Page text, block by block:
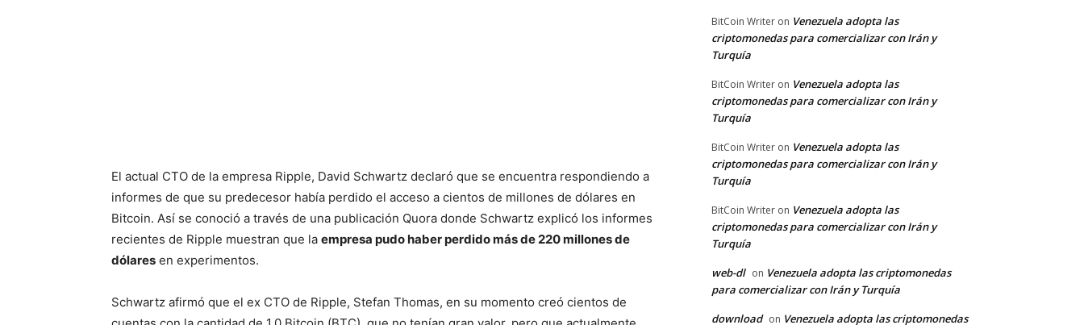
El actual CTO de la empresa Ripple, David Schwartz declaró que se encuentra respondiendo a
informes de que su predecesor había perdido el acceso a cientos de millones de dólares en
Bitcoin. Así se conoció a través de una publicación Quora donde Schwartz explicó los informes
recientes de Ripple muestran que la empresa pudo haber perdido más de 220 millones de
dólares en experimentos.
Schwartz afirmó que el ex CTO de Ripple, Stefan Thomas, en su momento creó cientos de
BitCoin Writer on Venezuela adopta las
criptomonedas para comercializar con Irán y
Turquía
BitCoin Writer on Venezuela adopta las
criptomonedas para comercializar con Irán y
Turquía
BitCoin Writer on Venezuela adopta las
criptomonedas para comercializar con Irán y
Turquía
BitCoin Writer on Venezuela adopta las
criptomonedas para comercializar con Irán y
Turquía
web-dl on Venezuela adopta las criptomonedas
para comercializar con Irán y Turquía
download on Venezuela adopta las criptomonedas